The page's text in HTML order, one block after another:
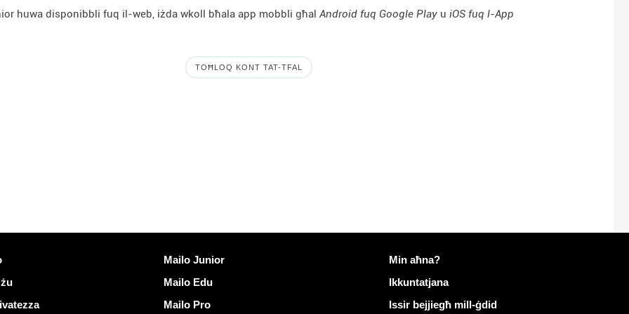
huwa disponibbli fuq il-web, iżda wkoll bħala app mobbli għal Android fuq Google Play u iOS fuq l-App
TOĦLOQ KONT TAT-TFAL
Skopri Mailo
Mailo Junior
Mailo Edu
Mailo Pro
Aktar tagħrif dwar Mailo
Min aħna?
Ikkuntatjana
Issir bejjiegħ mill-ġdid